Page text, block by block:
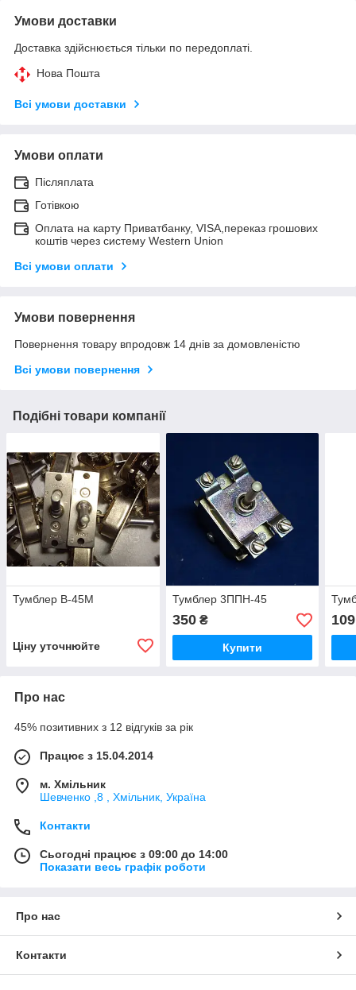
Умови доставки
Доставка здійснюється тільки по передоплаті.
Нова Пошта
Всі умови доставки
Умови оплати
Післяплата
Готівкою
Оплата на карту Приватбанку, VISA,переказ грошових
коштів через систему Western Union
Всі умови оплати
Умови повернення
Повернення товару впродовж 14 днів за домовленістю
Всі умови повернення
Подібні товари компанії
Тумблер В-45М
Ціну уточнюйте
Тумблер 3ППН-45
350₴
Купити
109
Про нас
45% позитивних з 12 відгуків за рік
Працює з 15.04.2014
м. Хмільник
Шевченко ,8 , Хмільник, Україна
Контакти
Сьогодні працює з 09:00 до 14:00
Показати весь графік роботи
Про нас
Контакти